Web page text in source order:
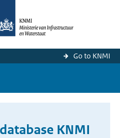
Go to KNMI
KNMI